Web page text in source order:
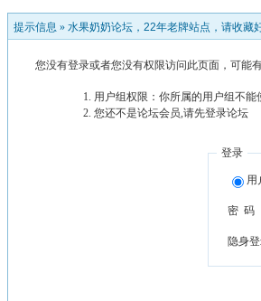
提示信息 » 水果奶奶论坛，22年老牌站点，请收藏
您没有登录或者您没有权限访问此页面，可能
用户组权限：你所属的用户组不能
您还不是论坛会员,请先登录论坛
登录
用
密 码
隐身